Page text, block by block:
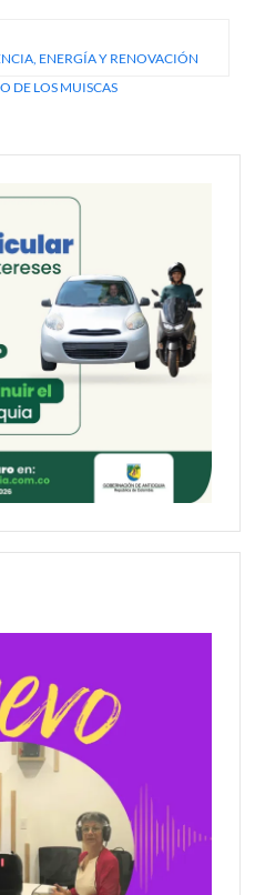
ENERGÍA Y RENOVACIÓN
DE LOS MUISCAS